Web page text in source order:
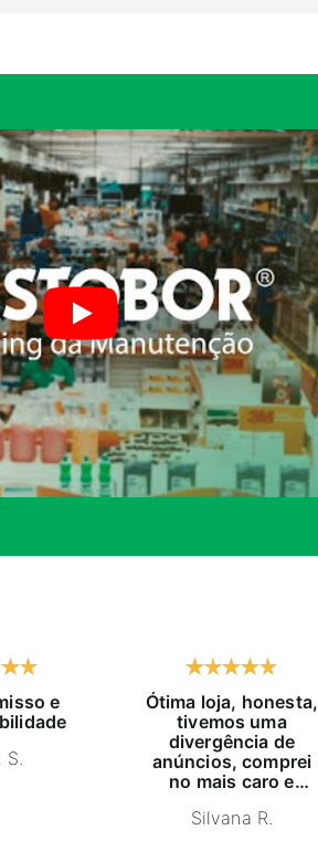
e
S.
Ótima loja, honesta,
tivemos uma
divergência de
anúncios, comprei
no mais caro e
furado, pois me
Silvana R.